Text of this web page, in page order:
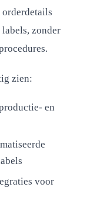
zonder
zien:
en
voor